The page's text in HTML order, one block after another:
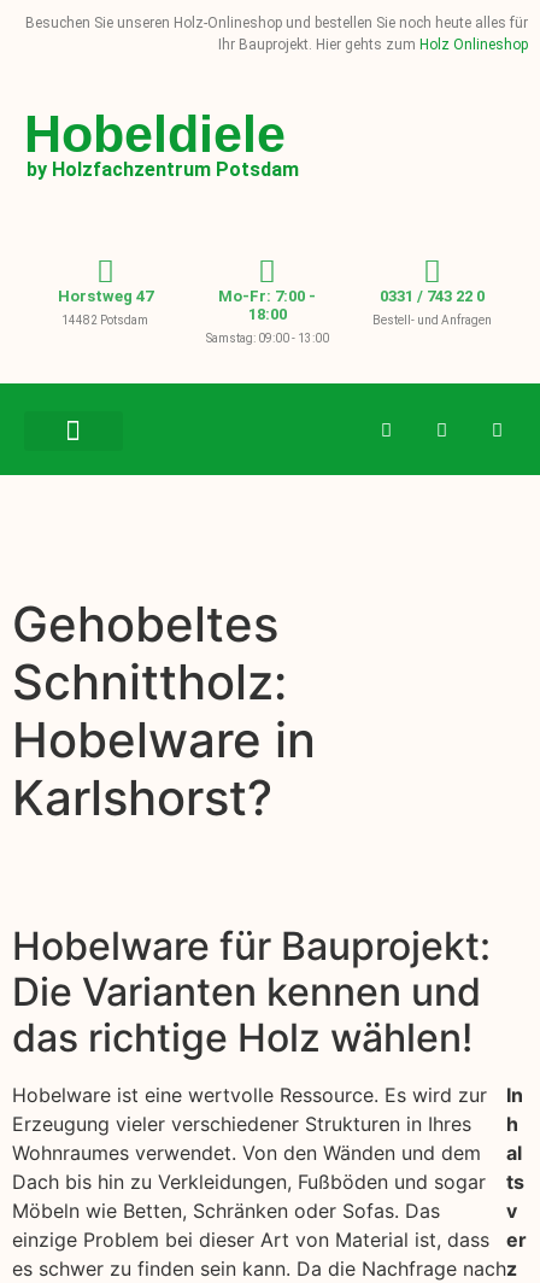
Besuchen Sie unseren Holz-Onlineshop und bestellen Sie noch heute alles für
Ihr Bauprojekt. Hier gehts zum Holz Onlineshop
Hobeldiele
by Holzfachzentrum Potsdam
Horstweg 47
14482 Potsdam
Mo-Fr: 7:00 -
18:00
Samstag: 09:00 - 13:00
0331 / 743 22 0
Bestell- und Anfragen
Gehobeltes
Schnittholz:
Hobelware in
Karlshorst?
Hobelware für Bauprojekt:
Die Varianten kennen und
das richtige Holz wählen!
Hobelware ist eine wertvolle Ressource. Es wird zur
Erzeugung vieler verschiedener Strukturen in Ihres
Wohnraumes verwendet. Von den Wänden und dem
Dach bis hin zu Verkleidungen, Fußböden und sogar
Möbeln wie Betten, Schränken oder Sofas. Das
einzige Problem bei dieser Art von Material ist, dass
es schwer zu finden sein kann. Da die Nachfrage nach
In
h
al
ts
v
er
z